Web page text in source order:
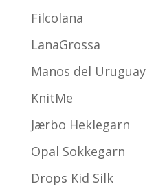
Filcolana
LanaGrossa
Manos del Uruguay
KnitMe
Jærbo Heklegarn
Opal Sokkegarn
Drops Kid Silk